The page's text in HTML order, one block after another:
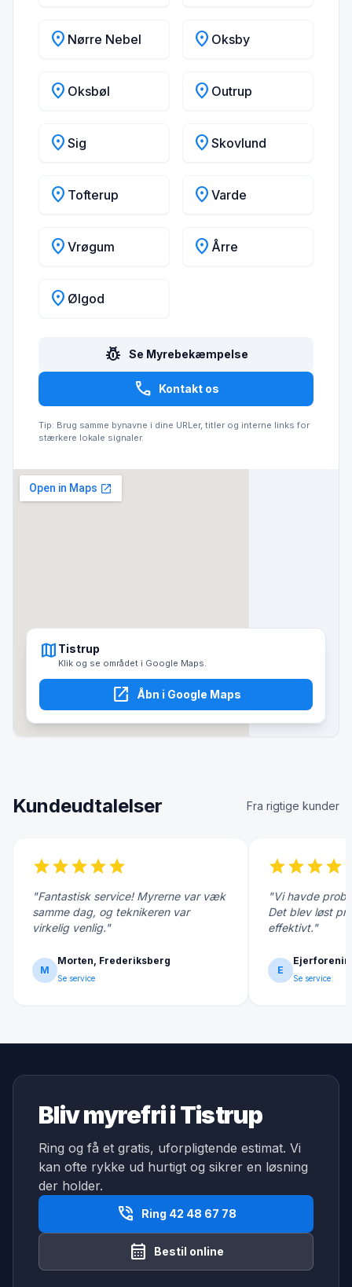
location_on Nørre Nebel location_on Oksby
location_on Oksbøl location_on Outrup
location_on Sig location_on Skovlund
location_on Tofterup location_on Varde
location_on Vrøgum location_on Årre
location_on Ølgod
pest_control Se Myrebekæmpelse
call Kontakt os
Tip: Brug samme bynavne i dine URLer, titler og interne links for
stærkere lokale signaler.
map Tistrup
Klik og se området i Google Maps.
open_in_new Åbn i Google Maps
Kundeudtalelser Fra rigtige kunder
starstarstarstarstar
"Fantastisk service! Myrerne var væk
samme dag, og teknikeren var
virkelig venlig."
M
Morten, Frederiksberg
Se service
starstarstarstar
"Vi havde
Det blev løst
effektivt."
E
Se service
Bliv myrefri i Tistrup
Ring og få et gratis, uforpligtende estimat. Vi
kan ofte rykke ud hurtigt og sikrer en løsning
der holder.
phone_in_talk Ring 42 48 67 78
calendar_month Bestil online